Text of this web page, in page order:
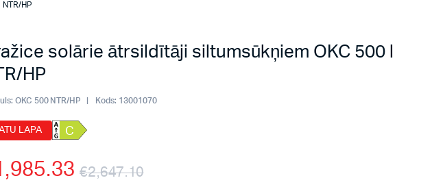
HP
solārie ātrsildītāji siltumsūkņiem OKC 500 l
HP
OKC 500 NTR/HP Kods: 13001070
LAPA C
€2,647.10